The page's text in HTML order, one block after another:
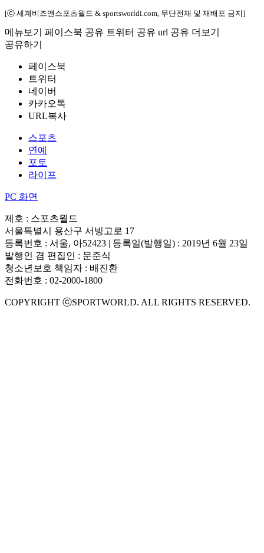
[ⓒ 세계비즈앤스포츠월드 & sportsworldi.com, 무단전재 및 재배포 금지]
메뉴보기 페이스북 공유 트위터 공유 url 공유 더보기
공유하기
페이스북
트위터
네이버
카카오톡
URL복사
스포츠
연예
포토
라이프
PC 화면
제호 : 스포츠월드
서울특별시 용산구 서빙고로 17
등록번호 : 서울, 아52423 | 등록일(발행일) : 2019년 6월 23일
발행인 겸 편집인 : 문준식
청소년보호 책임자 : 배진환
전화번호 : 02-2000-1800
COPYRIGHT ⓒSPORTWORLD. ALL RIGHTS RESERVED.